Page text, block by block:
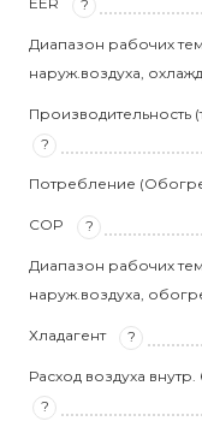
?
Диапазон рабочих
наруж.воздуха,
Производительность
?
Потребление
COP ?
Диапазон рабочих
наруж.воздуха,
Хладагент ?
Расход воздуха
?